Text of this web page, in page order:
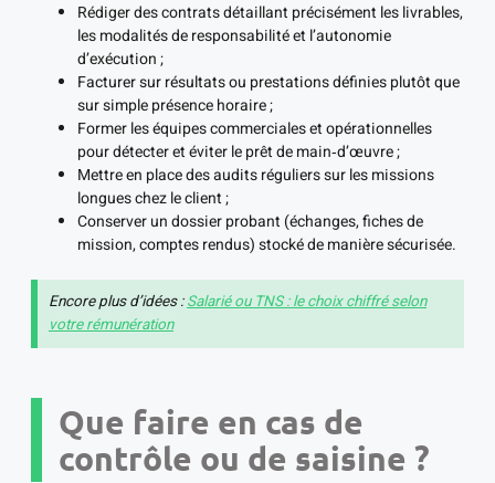
Rédiger des contrats détaillant précisément les livrables,
les modalités de responsabilité et l’autonomie
d’exécution ;
Facturer sur résultats ou prestations définies plutôt que
sur simple présence horaire ;
Former les équipes commerciales et opérationnelles
pour détecter et éviter le prêt de main‑d’œuvre ;
Mettre en place des audits réguliers sur les missions
longues chez le client ;
Conserver un dossier probant (échanges, fiches de
mission, comptes rendus) stocké de manière sécurisée.
Encore plus d’idées :Salarié ou TNS : le choix chiffré selon
votre rémunération
Que faire en cas de
contrôle ou de saisine ?